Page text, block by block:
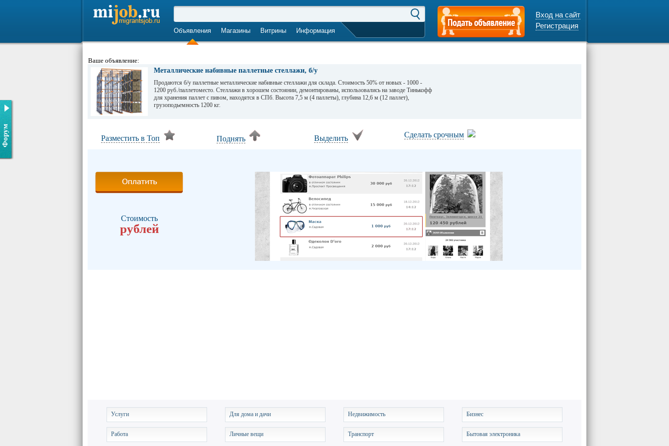
Объявления Магазины Витрины Информация
Вход на сайт
Регистрация
Форум
Ваше объявление:
Металлические набивные паллетные стеллажи, б/у
Продаются б/у паллетные металлические набивные стеллажи для склада. Стоимость 50% от новых - 1000 -
1200 руб./паллетоместо. Стеллажи в хорошем состоянии, демонтированы, использовались на заводе Тинькофф
для хранения паллет с пивом, находятся в СПб. Высота 7,5 м (4 паллеты), глубина 12,6 м (12 паллет),
грузоподьемность 1200 кг.
Разместить в Топ Поднять Выделить Сделать срочным
Стоимость
рублей
Услуги Для дома и дачи Недвижимость Бизнес
Работа Личные вещи Транспорт Бытовая электроника